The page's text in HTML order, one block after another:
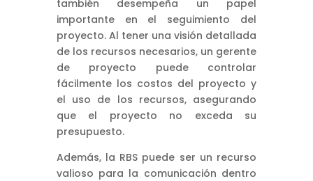
también desempeña un papel
importante en el seguimiento del
proyecto. Al tener una visión detallada
de los recursos necesarios, un gerente
de proyecto puede controlar
fácilmente los costos del proyecto y
el uso de los recursos, asegurando
que el proyecto no exceda su
presupuesto.
Además, la RBS puede ser un recurso
valioso para la comunicación dentro